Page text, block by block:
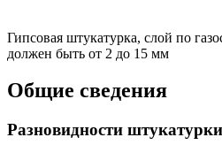
Гипсовая штукатурка, слой по
должен быть от 2 до 15 мм
Общие сведения
Разновидности